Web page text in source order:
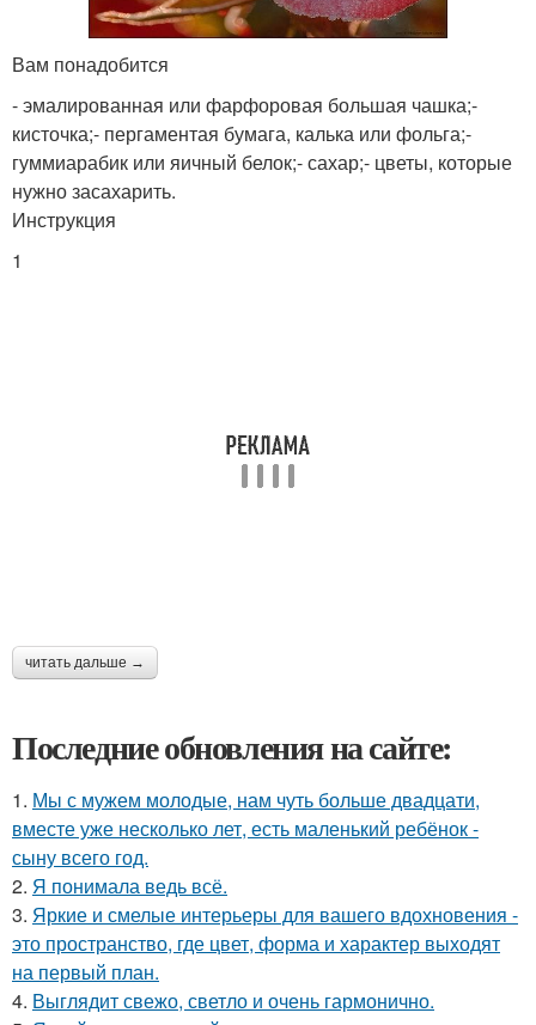
Вам понадобится
- эмалированная или фарфоровая большая чашка;-
кисточка;- пергаментая бумага, калька или фольга;-
гуммиарабик или яичный белок;- сахар;- цветы, которые
нужно засахарить.
Инструкция
1
читать дальше →
Последние обновления на сайте:
1. Мы с мужем молодые, нам чуть больше двадцати,
вместе уже несколько лет, есть маленький ребёнок -
сыну всего год.
2. Я понимала ведь всё.
3. Яркие и смелые интерьеры для вашего вдохновения -
это пространство, где цвет, форма и характер выходят
на первый план.
4. Выглядит свежо, светло и очень гармонично.